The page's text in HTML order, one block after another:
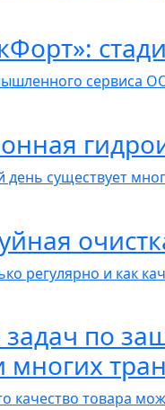
сервиса
день существует
регулярно и как
по
многих
качество товара